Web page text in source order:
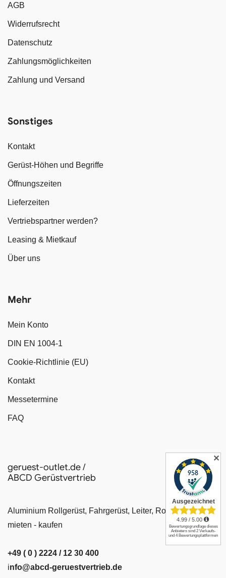
AGB
Widerrufsrecht
Datenschutz
Zahlungsmöglichkeiten
Zahlung und Versand
Sonstiges
Kontakt
Gerüst-Höhen und Begriffe
Öffnungszeiten
Lieferzeiten
Vertriebspartner werden?
Leasing & Mietkauf
Über uns
Mehr
Mein Konto
DIN EN 1004-1
Cookie-Richtlinie (EU)
Kontakt
Messetermine
FAQ
geruest-outlet.de /
ABCD Gerüstvertrieb
Aluminium Rollgerüst, Fahrgerüst, Leiter, Rollrüstung
mieten - kaufen
+49 ( 0 ) 2224 / 12 30 400
info@abcd-geruestvertrieb.de
✕